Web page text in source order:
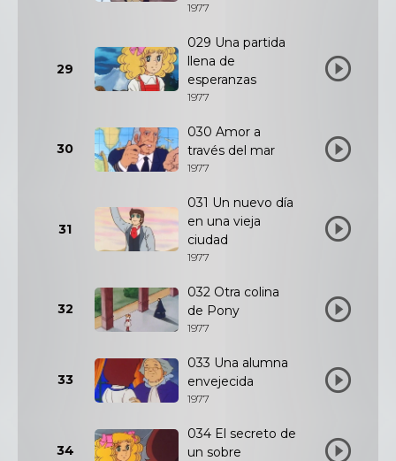
1977
29
029 Una partida
llena de
esperanzas
1977
30
030 Amor a
través del mar
1977
31
031 Un nuevo día
en una vieja
ciudad
1977
32
032 Otra colina
de Pony
1977
33
033 Una alumna
envejecida
1977
34
034 El secreto de
un sobre